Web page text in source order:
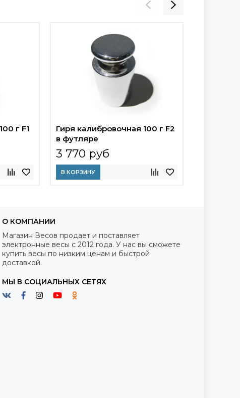
г F1
Гиря калибровочная 100 г F2
в футляре
3 770 руб
В КОРЗИНУ
О КОМПАНИИ
Магазин Весов продает и поставляет
электронные весы с 2012 года. У нас вы сможете
купить весы по низким ценам и быстрой
доставкой.
МЫ В СОЦИАЛЬНЫХ СЕТЯХ